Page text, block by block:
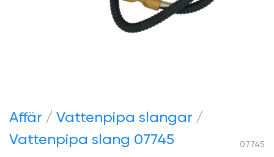
Аffär
Vattenpipa slangar
Vattenpipa slang 07745
07745